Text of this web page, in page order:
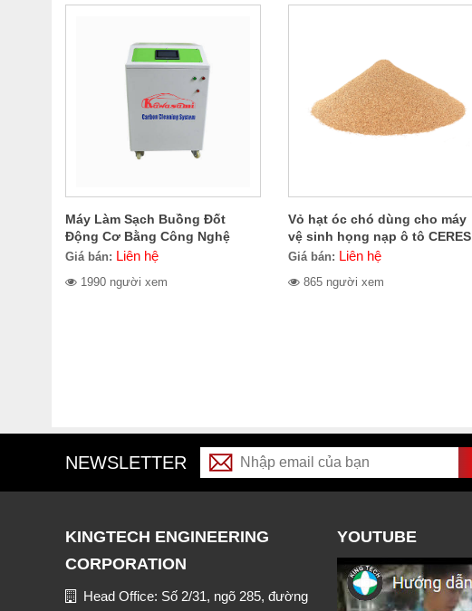
Máy Làm Sạch Buồng Đốt
Động Cơ Bằng Công Nghệ
Oxyhydrogen Kawasami
Giá bán: Liên hệ
1990 người xem
Vỏ hạt óc chó dùng cho máy
vệ sinh họng nạp ô tô CERES
CE-100.1011
Giá bán: Liên hệ
865 người xem
NEWSLETTER
KINGTECH ENGINEERING
CORPORATION
Head Office: Số 2/31, ngõ 285, đường
YOUTUBE